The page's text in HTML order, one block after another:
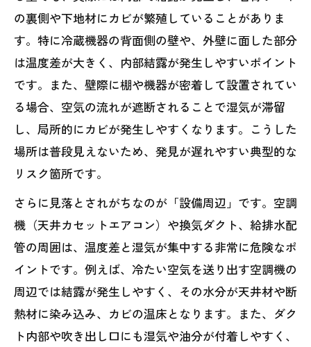
の裏側や下地材にカビが繁殖していることがありま
す。特に冷蔵機器の背面側の壁や、外壁に面した部分
は温度差が大きく、内部結露が発生しやすいポイント
です。また、壁際に棚や機器が密着して設置されてい
る場合、空気の流れが遮断されることで湿気が滞留
し、局所的にカビが発生しやすくなります。こうした
場所は普段見えないため、発見が遅れやすい典型的な
リスク箇所です。
さらに見落とされがちなのが「設備周辺」です。空調
機（天井カセットエアコン）や換気ダクト、給排水配
管の周囲は、温度差と湿気が集中する非常に危険なポ
イントです。例えば、冷たい空気を送り出す空調機の
周辺では結露が発生しやすく、その水分が天井材や断
熱材に染み込み、カビの温床となります。また、ダク
ト内部や吹き出し口にも湿気や油分が付着しやすく、